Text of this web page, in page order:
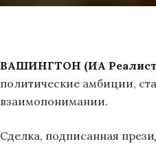
ВАШИНГТОН (ИА
политические амбиции,
взаимопонимании.
Сделка, подписанная